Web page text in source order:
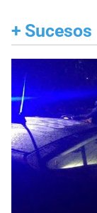
+ Sucesos